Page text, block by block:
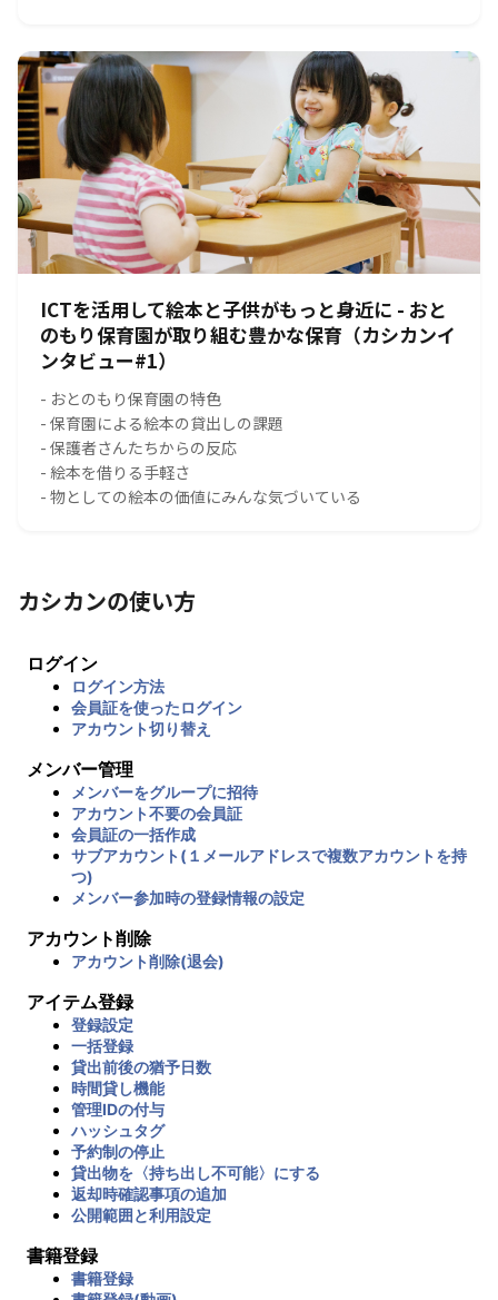
ICTを活用して絵本と子供がもっと身近に - おと
のもり保育園が取り組む豊かな保育（カシカンイ
ンタビュー#1）
- おとのもり保育園の特色
- 保育園による絵本の貸出しの課題
- 保護者さんたちからの反応
- 絵本を借りる手軽さ
- 物としての絵本の価値にみんな気づいている
カシカンの使い方
ログイン
ログイン方法
会員証を使ったログイン
アカウント切り替え
メンバー管理
メンバーをグループに招待
アカウント不要の会員証
会員証の一括作成
サブアカウント(１メールアドレスで複数アカウントを持
つ)
メンバー参加時の登録情報の設定
アカウント削除
アカウント削除(退会)
アイテム登録
登録設定
一括登録
貸出前後の猶予日数
時間貸し機能
管理IDの付与
ハッシュタグ
予約制の停止
貸出物を〈持ち出し不可能〉にする
返却時確認事項の追加
公開範囲と利用設定
書籍登録
書籍登録